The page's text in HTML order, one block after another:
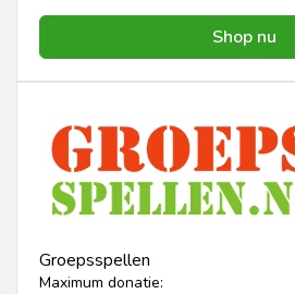
Shop nu
Groepsspellen
Maximum donatie: